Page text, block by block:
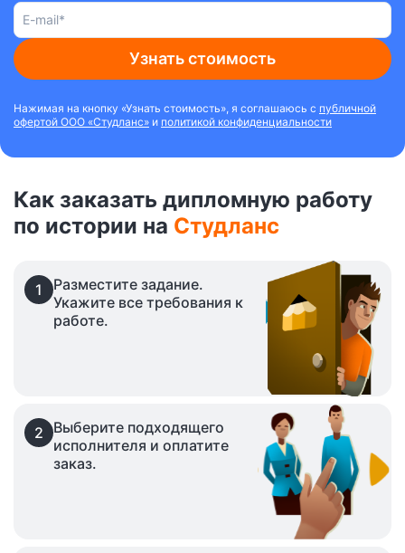
Узнать стоимость
Нажимая на кнопку «Узнать стоимость», я соглашаюсь с публичной
офертой ООО «Студланс» и политикой конфиденциальности
Как заказать дипломную работу
по истории на Студланс
1
Разместите задание.
Укажите все требования к
работе.
2
Выберите подходящего
исполнителя и оплатите
заказ.